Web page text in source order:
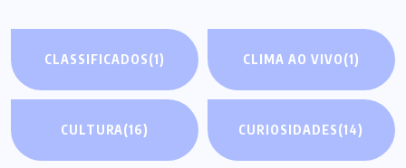
CLASSIFICADOS(1) CLIMA AO VIVO(1)
CULTURA(16) CURIOSIDADES(14)